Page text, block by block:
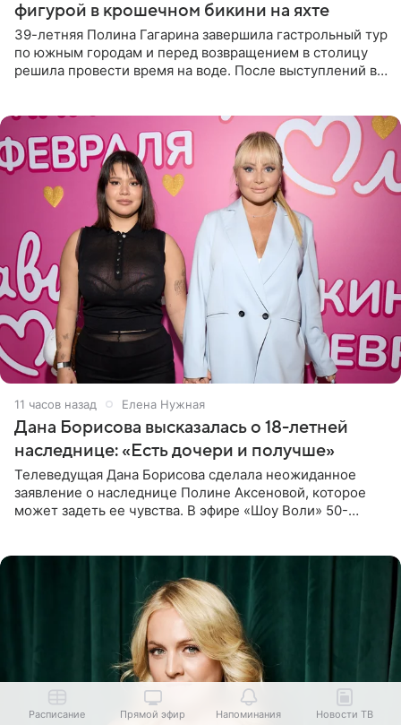
фигурой в крошечном бикини на яхте
39-летняя Полина Гагарина завершила гастрольный тур
по южным городам и перед возвращением в столицу
решила провести время на воде. После выступлений в
11 часов назад Елена Нужная
Дана Борисова высказалась о 18-летней
наследнице: «Есть дочери и получше»
Телеведущая Дана Борисова сделала неожиданное
заявление о наследнице Полине Аксеновой, которое
может задеть ее чувства. В эфире «Шоу Воли» 50-
Расписание Прямой эфир Напоминания Новости ТВ